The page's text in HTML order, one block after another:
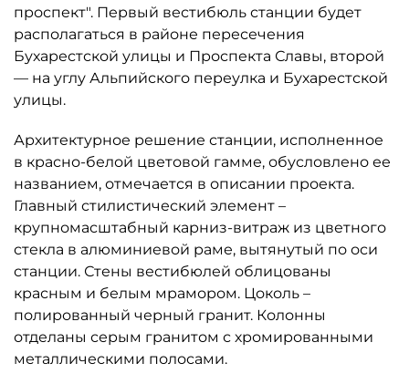
проспект". Первый вестибюль станции будет
располагаться в районе пересечения
Бухарестской улицы и Проспекта Славы, второй
— на углу Альпийского переулка и Бухарестской
улицы.
Архитектурное решение станции, исполненное
в красно-белой цветовой гамме, обусловлено ее
названием, отмечается в описании проекта.
Главный стилистический элемент –
крупномасштабный карниз-витраж из цветного
стекла в алюминиевой раме, вытянутый по оси
станции. Стены вестибюлей облицованы
красным и белым мрамором. Цоколь –
полированный черный гранит. Колонны
отделаны серым гранитом с хромированными
металлическими полосами.